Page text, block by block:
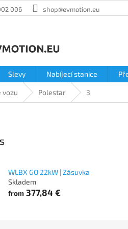
006 shop@evmotion.eu
Slevy Nabíjecí stanice
vozu Polestar 3
WLBX GO 22kW | Zásuvka
Skladem
from 377,84 €